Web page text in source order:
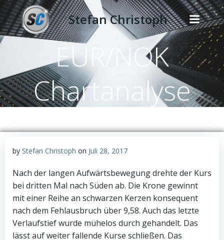
Zum
Inhalt
springen
Stefan Christoph
EUR/NOK
Chartanalyse
by Stefan Christoph on Juli 28, 2017
Nach der langen Aufwärtsbewegung drehte der Kurs
bei dritten Mal nach Süden ab. Die Krone gewinnt
mit einer Reihe an schwarzen Kerzen konsequent
nach dem Fehlausbruch über 9,58. Auch das letzte
Verlaufstief wurde mühelos durch gehandelt. Das
lässt auf weiter fallende Kurse schließen. Das